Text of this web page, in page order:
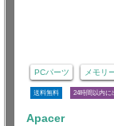
PCパーツ メモリ
送料無料 24時間以内に
Apacer